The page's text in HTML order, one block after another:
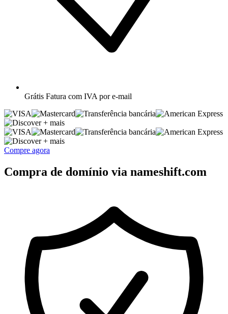
Grátis Fatura com IVA por e-mail
+ mais
+ mais
Compre agora
Compra de domínio via nameshift.com